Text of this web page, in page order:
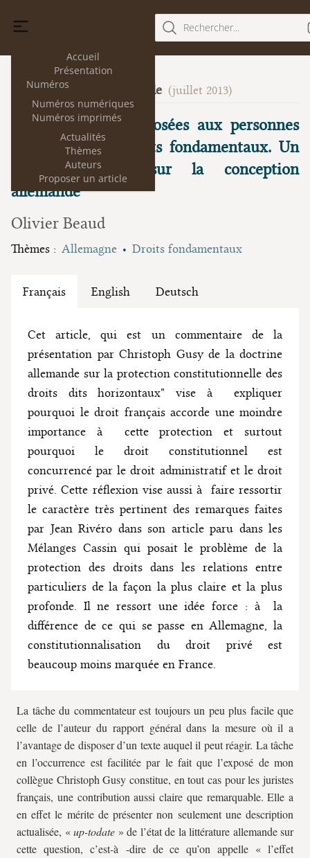
Accueil
Présentation
Numéros
Numéros numériques
Numéros imprimés
Actualités
Thèmes
Auteurs
Proposer un article
Rechercher...
10 La volonté générale (juillet 2013)
Les obligations imposées aux personnes
privées par les droits fondamentaux. Un
regard français sur la conception
allemande
Olivier Beaud
Thèmes : Allemagne Droits fondamentaux
Français English Deutsch
Cet article, qui est un commentaire de la
présentation par Christoph Gusy de la doctrine
allemande sur la protection constitutionnelle des
droits dits horizontaux" vise à expliquer
pourquoi le droit français accorde une moindre
importance à cette protection et surtout
pourquoi le droit constitutionnel est
concurrencé par le droit administratif et le droit
privé. Cette réflexion vise aussi à faire ressortir
le caractère très pertinent des remarques faites
par Jean Rivéro dans son article paru dans les
Mélanges Cassin qui posait le problème de la
protection des droits dans les relations entre
particuliers de la façon la plus claire et la plus
profonde. Il ne ressort une idée force : à la
différence de ce qui se passe en Allemagne, la
constitutionnalisation du droit privé est
beaucoup moins marquée en France.
La tâche du commentateur est toujours un peu plus facile que
celle de l’auteur du rapport général dans la mesure où il a
l’avantage de disposer d’un texte auquel il peut réagir. La tâche
en l’occurrence est facilitée par le fait que l’exposé de mon
collègue Christoph Gusy constitue, en tout cas pour les juristes
français, une contribution aussi claire que remarquable. Elle a
en effet le mérite de présenter non seulement une description
actualisée, «up-todate » de l’état de la littérature allemande sur
cette question, c’est-à -dire de ce qu’on appelle « l’effet